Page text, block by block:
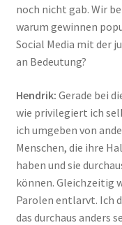
noch nicht gab. Wir
warum gewinnen
Social Media mit der
an Bedeutung?
Hendrik: Gerade bei
wie privilegiert ich
ich umgeben von
Menschen, die ihre
haben und sie
können. Gleichzeitig
Parolen entlarvt. Ich
das durchaus anders